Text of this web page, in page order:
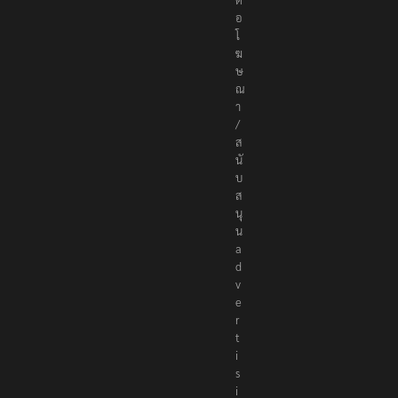
อ
โ
ฆ
ษ
ณ
า
/
ส
นั
บ
ส
นุ
น
a
d
v
e
r
t
i
s
i